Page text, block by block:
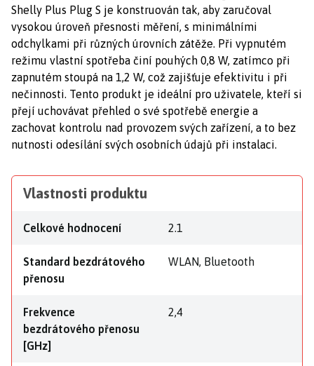
Shelly Plus Plug S je konstruován tak, aby zaručoval
vysokou úroveň přesnosti měření, s minimálními
odchylkami při různých úrovních zátěže. Při vypnutém
režimu vlastní spotřeba činí pouhých 0,8 W, zatímco při
zapnutém stoupá na 1,2 W, což zajišťuje efektivitu i při
nečinnosti. Tento produkt je ideální pro uživatele, kteří si
přejí uchovávat přehled o své spotřebě energie a
zachovat kontrolu nad provozem svých zařízení, a to bez
nutnosti odesílání svých osobních údajů při instalaci.
Vlastnosti produktu
Celkové hodnocení 2.1
Standard bezdrátového
přenosu
WLAN, Bluetooth
Frekvence
bezdrátového přenosu
[GHz]
2,4